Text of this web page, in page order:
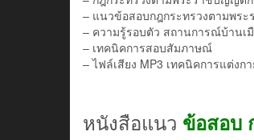
– แนวข้อสอบกฎกระทรวงตามพร
– ความรู้รอบตัว สถานการณ์บ้านเ
– เทคนิคการสอบสัมภาษณ์
– ไฟล์เสียง MP3 เทคนิคการแต่ง
หนังสือแนว ข้อสอบ